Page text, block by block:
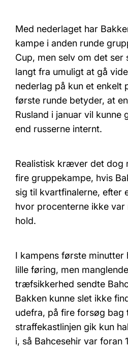
Med nederlaget har
kampe i anden runde
Cup, men selv om det
langt fra umuligt at gå
nederlag på kun et enkelt
første runde betyder, at
Rusland i januar vil kunne
end russerne internt.
Realistisk kræver det dog
fire gruppekampe, hvis
sig til kvartfinalerne, efter
hvor procenterne ikke var
hold.
I kampens første minutter
lille føring, men
træfsikkerhed sendte
Bakken kunne slet ikke
udefra, på fire forsøg bag
straffekastlinjen gik kun
i, så Bahcesehir var foran